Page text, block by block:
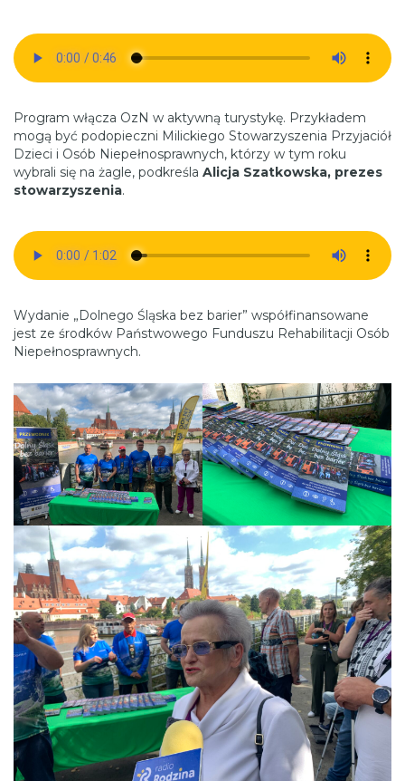
Program włącza OzN w aktywną turystykę. Przykładem
mogą być podopieczni Milickiego Stowarzyszenia Przyjaciół
Dzieci i Osób Niepełnosprawnych, którzy w tym roku
wybrali się na żagle, podkreśla Alicja Szatkowska, prezes
stowarzyszenia.
Wydanie „Dolnego Śląska bez barier” współfinansowane
jest ze środków Państwowego Funduszu Rehabilitacji Osób
Niepełnosprawnych.